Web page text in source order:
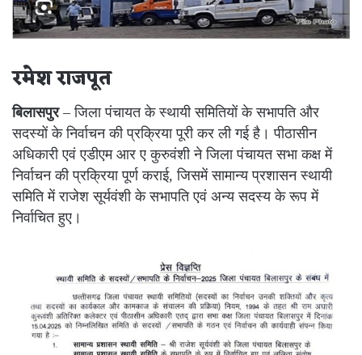
रमेश राजपूत
बिलासपुर– जिला पंचायत के स्थायी समितियों के सभापति और
सदस्यों के निर्वाचन की प्रक्रिया पूरी कर ली गई है। पीठासीन
अधिकारी एवं एडीएम आर ए कुरुवंशी ने जिला पंचायत सभा कक्ष में
निर्वाचन की प्रक्रिया पूर्ण कराई, जिसमें सामान्य प्रशासन स्थायी
समिति में राजेश सूर्यवंशी के सभापति एवं अन्य सदस्य के रूप में
निर्वाचित हुए।